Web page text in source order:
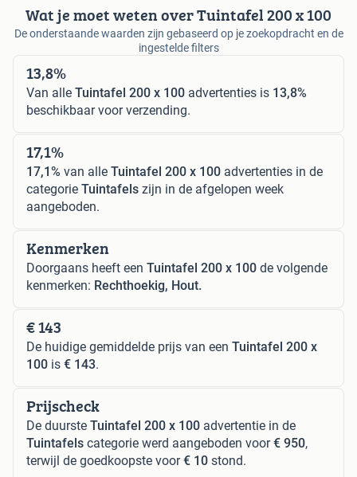
Wat je moet weten over Tuintafel 200 x 100
De onderstaande waarden zijn gebaseerd op je zoekopdracht en de
ingestelde filters
13,8%
Van alle Tuintafel 200 x 100 advertenties is 13,8%
beschikbaar voor verzending.
17,1%
17,1% van alle Tuintafel 200 x 100 advertenties in de
categorie Tuintafels zijn in de afgelopen week
aangeboden.
Kenmerken
Doorgaans heeft een Tuintafel 200 x 100 de volgende
kenmerken: Rechthoekig, Hout.
€ 143
De huidige gemiddelde prijs van een Tuintafel 200 x
100 is € 143.
Prijscheck
De duurste Tuintafel 200 x 100 advertentie in de
Tuintafels categorie werd aangeboden voor€ 950,
terwijl de goedkoopste voor€ 10 stond.